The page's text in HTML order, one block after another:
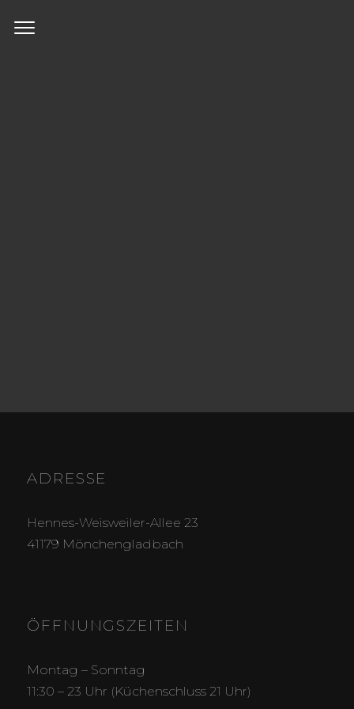
ADRESSE
Hennes-Weisweiler-Allee 23
41179 Mönchengladbach
ÖFFNUNGSZEITEN
Montag – Sonntag
11:30 – 23 Uhr (Küchenschluss 21 Uhr)